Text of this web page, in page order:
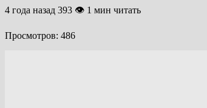
4 года назад 393 👁 1 мин читать
Просмотров: 486